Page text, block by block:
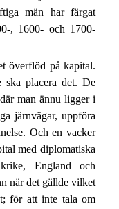
män har färgat
, 1600- och 1700-
överflöd på kapital.
ska placera det. De
man ännu ligger i
järnvägar, uppföra
Och en vacker
med diplomatiska
England och
när det gällde vilket
för att inte tala om